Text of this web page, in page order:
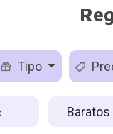
Tipo
Baratos